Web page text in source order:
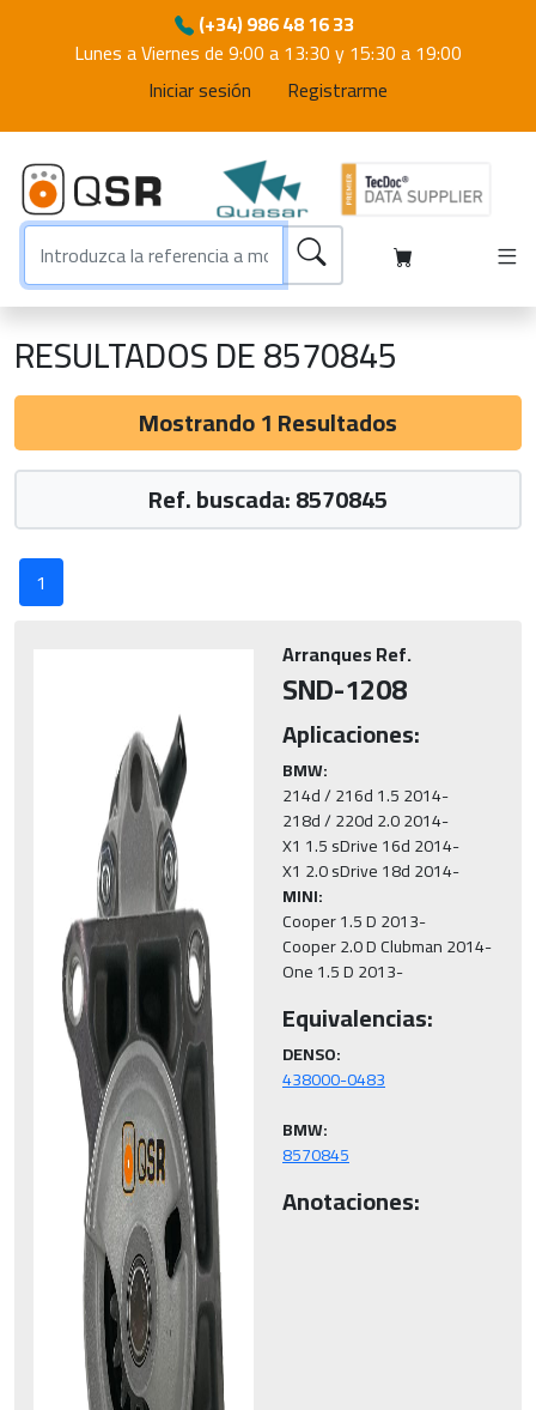
(+34) 986 48 16 33
Lunes a Viernes de 9:00 a 13:30 y 15:30 a 19:00
Iniciar sesión
Registrarme
RESULTADOS DE 8570845
Mostrando 1 Resultados
Ref. buscada: 8570845
1
Arranques Ref.
SND-1208
Aplicaciones:
BMW:
214d / 216d 1.5 2014-
218d / 220d 2.0 2014-
X1 1.5 sDrive 16d 2014-
MINI:
Cooper 1.5 D 2013-
Cooper 2.0 D Clubman 2014-
One 1.5 D 2013-
Equivalencias:
DENSO:
BMW:
8570845
Anotaciones: